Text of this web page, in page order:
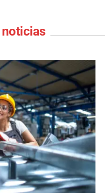
noticias